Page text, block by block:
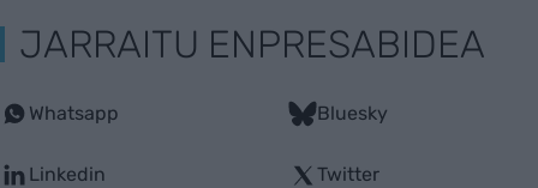
JARRAITU ENPRESABIDEA
Whatsapp
Linkedin
Bluesky
Twitter